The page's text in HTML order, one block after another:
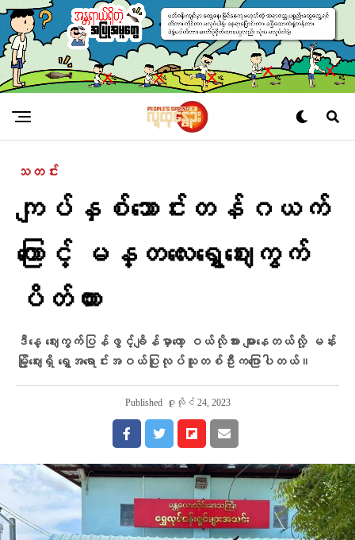
သတင်း
ကျပ်နှစ်သောင်းတန်ဂယက်
ကြောင့် မန္တလေးရွှေဈေးကွက်
ပိတ်ထား
ဒီနေ့ ဈေးကွက်ပြန်ဖွင့်ချိန်မှာတော့ ဝယ်လိုအား များနေတယ်လို့ မန်း
မြို့ဈေးရှိ ရွှေအရောင်းအဝယ်ပြုလုပ်သူတစ်ဦးကပြောပါတယ်။
Published ဇူလိုင် 24, 2023